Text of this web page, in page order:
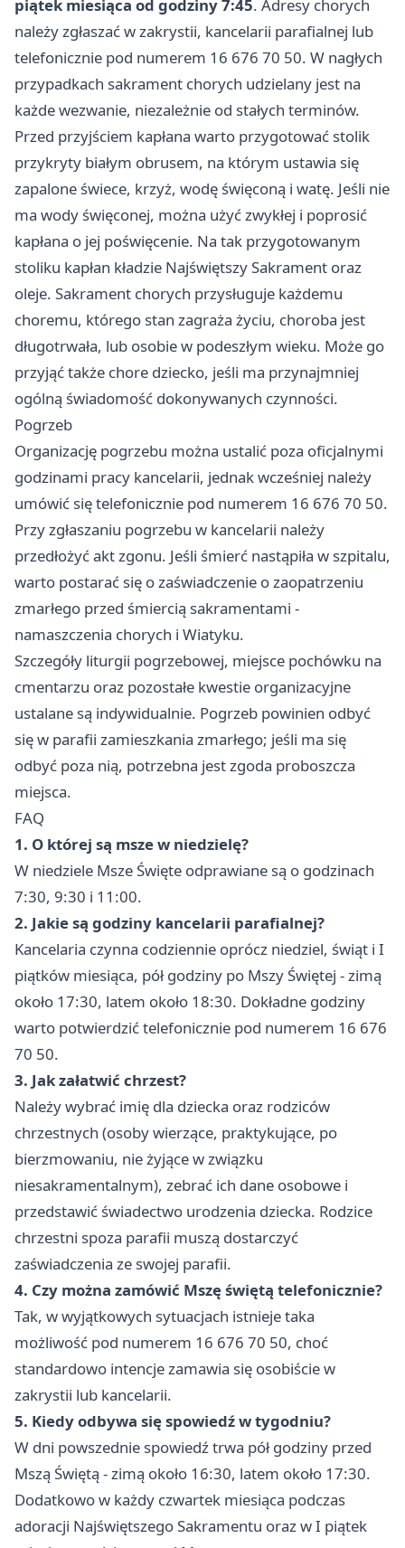
piątek miesiąca od godziny 7:45. Adresy chorych
należy zgłaszać w zakrystii, kancelarii parafialnej lub
telefonicznie pod numerem 16 676 70 50. W nagłych
przypadkach sakrament chorych udzielany jest na
każde wezwanie, niezależnie od stałych terminów.
Przed przyjściem kapłana warto przygotować stolik
przykryty białym obrusem, na którym ustawia się
zapalone świece, krzyż, wodę święconą i watę. Jeśli nie
ma wody święconej, można użyć zwykłej i poprosić
kapłana o jej poświęcenie. Na tak przygotowanym
stoliku kapłan kładzie Najświętszy Sakrament oraz
oleje. Sakrament chorych przysługuje każdemu
choremu, którego stan zagraża życiu, choroba jest
długotrwała, lub osobie w podeszłym wieku. Może go
przyjąć także chore dziecko, jeśli ma przynajmniej
ogólną świadomość dokonywanych czynności.
Pogrzeb
Organizację pogrzebu można ustalić poza oficjalnymi
godzinami pracy kancelarii, jednak wcześniej należy
umówić się telefonicznie pod numerem 16 676 70 50.
Przy zgłaszaniu pogrzebu w kancelarii należy
przedłożyć akt zgonu. Jeśli śmierć nastąpiła w szpitalu,
warto postarać się o zaświadczenie o zaopatrzeniu
zmarłego przed śmiercią sakramentami -
namaszczenia chorych i Wiatyku.
Szczegóły liturgii pogrzebowej, miejsce pochówku na
cmentarzu oraz pozostałe kwestie organizacyjne
ustalane są indywidualnie. Pogrzeb powinien odbyć
się w parafii zamieszkania zmarłego; jeśli ma się
odbyć poza nią, potrzebna jest zgoda proboszcza
miejsca.
FAQ
1. O której są msze w niedzielę?
W niedziele Msze Święte odprawiane są o godzinach
7:30, 9:30 i 11:00.
2. Jakie są godziny kancelarii parafialnej?
Kancelaria czynna codziennie oprócz niedziel, świąt i I
piątków miesiąca, pół godziny po Mszy Świętej - zimą
około 17:30, latem około 18:30. Dokładne godziny
warto potwierdzić telefonicznie pod numerem 16 676
70 50.
3. Jak załatwić chrzest?
Należy wybrać imię dla dziecka oraz rodziców
chrzestnych (osoby wierzące, praktykujące, po
bierzmowaniu, nie żyjące w związku
niesakramentalnym), zebrać ich dane osobowe i
przedstawić świadectwo urodzenia dziecka. Rodzice
chrzestni spoza parafii muszą dostarczyć
zaświadczenia ze swojej parafii.
4. Czy można zamówić Mszę świętą telefonicznie?
Tak, w wyjątkowych sytuacjach istnieje taka
możliwość pod numerem 16 676 70 50, choć
standardowo intencje zamawia się osobiście w
zakrystii lub kancelarii.
5. Kiedy odbywa się spowiedź w tygodniu?
W dni powszednie spowiedź trwa pół godziny przed
Mszą Świętą - zimą około 16:30, latem około 17:30.
Dodatkowo w każdy czwartek miesiąca podczas
adoracji Najświętszego Sakramentu oraz w I piątek